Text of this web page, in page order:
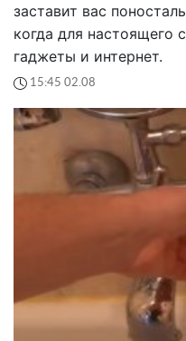
заставит вас
когда для настоящего
гаджеты и интернет.
15:45 02.08